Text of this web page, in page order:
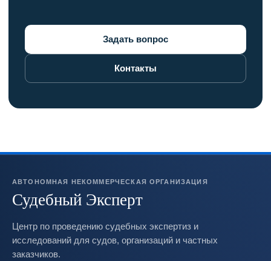
Задать вопрос
Контакты
АВТОНОМНАЯ НЕКОММЕРЧЕСКАЯ ОРГАНИЗАЦИЯ
Судебный Эксперт
Центр по проведению судебных экспертиз и
исследований для судов, организаций и частных
заказчиков.